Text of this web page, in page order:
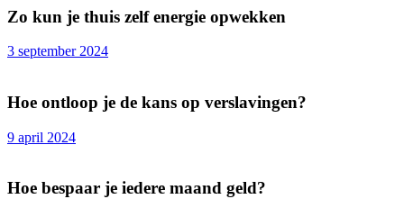
Zo kun je thuis zelf energie opwekken
3 september 2024
Hoe ontloop je de kans op verslavingen?
9 april 2024
Hoe bespaar je iedere maand geld?